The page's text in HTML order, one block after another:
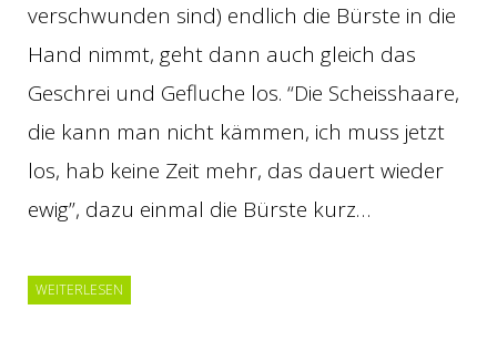
verschwunden sind) endlich die Bürste in die
Hand nimmt, geht dann auch gleich das
Geschrei und Gefluche los. “Die Scheisshaare,
die kann man nicht kämmen, ich muss jetzt
los, hab keine Zeit mehr, das dauert wieder
ewig”, dazu einmal die Bürste kurz…
WEITERLESEN